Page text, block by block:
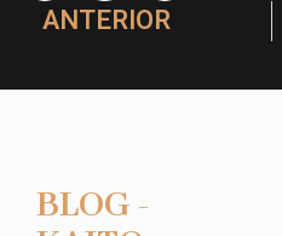
ANTERIOR
BLOG -